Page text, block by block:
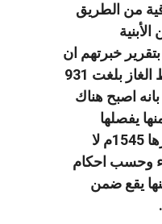
من الطريق
خبرتهم ان
المساحة المستملكة لخط الغاز بلغت 931
بانه اصبح هناك
يفصلها
استملاك خط الغاز مقدارها 1545م لا
وحسب احكام
يقع ضمن